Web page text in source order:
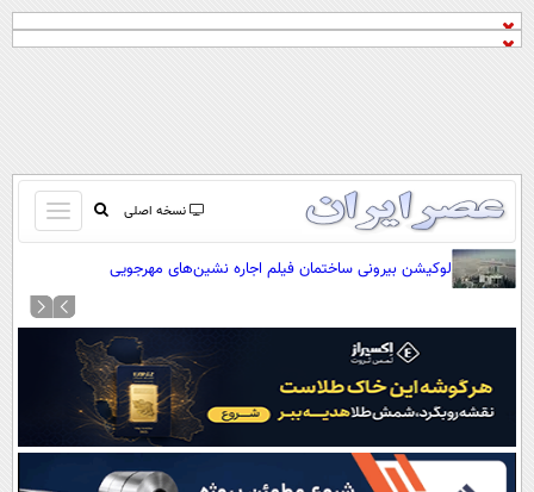
نسخه اصلی
باز
و
کردن
صفحه اول
آرشیو
نظرسنجی
آب و هوا
اوقات شرعی
لوکیشن بیرونی ساختمان فیلم اجاره نشین‌های مهرجویی